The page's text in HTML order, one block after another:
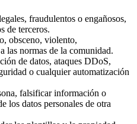
fraudulentos o engañosos,
de terceros.
obsceno, violento,
las normas de la comunidad.
de datos, ataques DDoS,
o cualquier automatización
falsificar información o
los datos personales de otra